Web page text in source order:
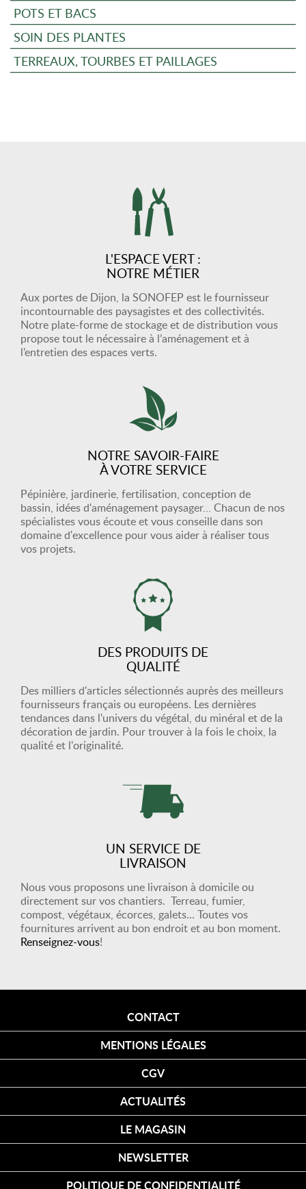
POTS ET BACS
SOIN DES PLANTES
TERREAUX, TOURBES ET PAILLAGES
L'ESPACE VERT :
NOTRE MÉTIER
Aux portes de Dijon, la SONOFEP est le fournisseur
incontournable des paysagistes et des collectivités.
Notre plate-forme de stockage et de distribution vous
propose tout le nécessaire à l’aménagement et à
l’entretien des espaces verts.
NOTRE SAVOIR-FAIRE
À VOTRE SERVICE
Pépinière, jardinerie, fertilisation, conception de
bassin, idées d'aménagement paysager… Chacun de nos
spécialistes vous écoute et vous conseille dans son
domaine d'excellence pour vous aider à réaliser tous
vos projets.
DES PRODUITS DE
QUALITÉ
Des milliers d'articles sélectionnés auprès des meilleurs
fournisseurs français ou européens. Les dernières
tendances dans l'univers du végétal, du minéral et de la
décoration de jardin. Pour trouver à la fois le choix, la
qualité et l'originalité.
UN SERVICE DE
LIVRAISON
Nous vous proposons une livraison à domicile ou
directement sur vos chantiers. Terreau, fumier,
compost, végétaux, écorces, galets... Toutes vos
fournitures arrivent au bon endroit et au bon moment.
Renseignez-vous!
CONTACT
MENTIONS LÉGALES
CGV
ACTUALITÉS
LE MAGASIN
NEWSLETTER
POLITIQUE DE CONFIDENTIALITÉ